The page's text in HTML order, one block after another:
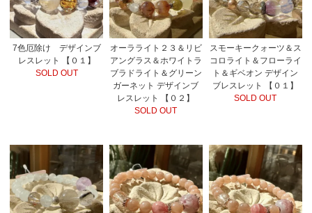
7色厄除け デザインブ
レスレット 【０１】
SOLD OUT
オーラライト２３＆リビ
アングラス＆ホワイトラ
ブラドライト＆グリーン
ガーネット デザインブ
レスレット 【０２】
SOLD OUT
スモーキークォーツ＆ス
コロライト＆フローライ
ト＆ギベオン デザイン
ブレスレット 【０１】
SOLD OUT